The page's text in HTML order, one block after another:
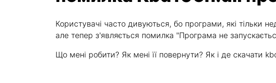
Користувачі часто дивуються, бо програми, які тільки
але тепер з'являється помилка "Програма не
Що мені робити? Як мені її повернути? Як і де скачати